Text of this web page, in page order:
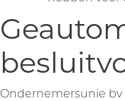
Ondernemersunie